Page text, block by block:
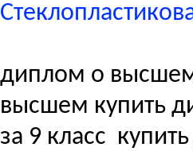
диплом о
высшем купить
за 9 класс